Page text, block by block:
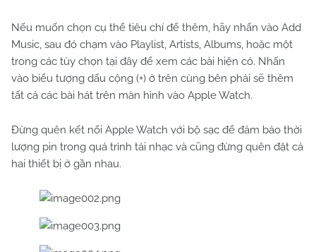
Nếu muốn chọn cụ thể tiêu chí để thêm, hãy nhấn vào Add
Music, sau đó chạm vào Playlist, Artists, Albums, hoặc một
trong các tùy chọn tại đây để xem các bài hiện có. Nhấn
vào biểu tượng dấu cộng (+) ở trên cùng bên phải sẽ thêm
tất cả các bài hát trên màn hình vào Apple Watch.
Đừng quên kết nối Apple Watch với bộ sạc để đảm bảo thời
lượng pin trong quá trình tải nhạc và cũng đừng quên đặt cả
hai thiết bị ở gần nhau.